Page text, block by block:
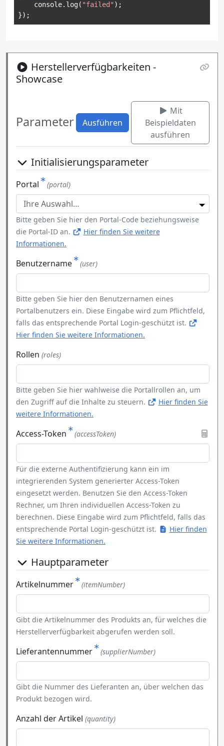
    console
. log( "failed");
});
Herstellerverfügbarkeiten -
Showcase
Parameter Ausführen
Mit
Beispieldaten
ausführen
Initialisierungsparameter
Portal (portal)
Bitte geben Sie hier den Portal-Code beziehungsweise
die Portal-ID an.
Hier finden Sie weitere
Informationen.
Benutzername (user)
Bitte geben Sie hier den Benutzernamen eines
Portalbenutzers ein. Diese Eingabe wird zum Pflichtfeld,
falls das entsprechende Portal Login-geschützt ist.
Hier finden Sie weitere Informationen.
Rollen (roles)
Bitte geben Sie hier wahlweise die Portallrollen an, um
den Zugriff auf die Inhalte zu steuern.
Hier finden Sie
weitere Informationen.
Access-Token (accessToken)
Für die externe Authentifizierung kann ein im
integrierenden System generierter Access-Token
eingesetzt werden. Benutzen Sie den Access-Token
Rechner, um Ihren individuellen Access-Token zu
berechnen. Diese Eingabe wird zum Pflichtfeld, falls das
entsprechende Portal Login-geschützt ist.
Hier finden
Sie weitere Informationen.
Hauptparameter
Artikelnummer (itemNumber)
Gibt die Artikelnummer des Produkts an, für welches die
Herstellerverfügbarkeit abgerufen werden soll.
Lieferantennummer (supplierNumber)
Gibt die Nummer des Lieferanten an, über welchen das
Produkt bezogen wird.
Anzahl der Artikel (quantity)